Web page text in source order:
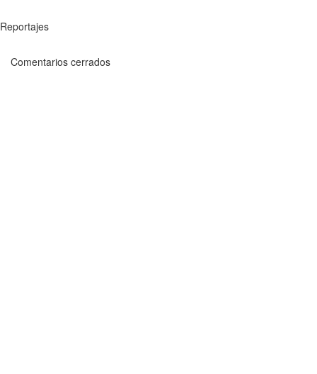
Reportajes
Comentarios cerrados